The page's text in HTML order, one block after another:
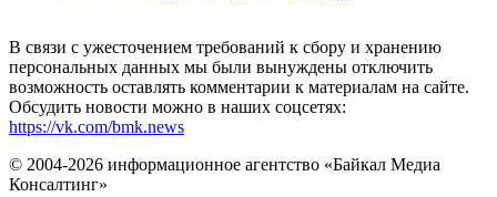
В связи с ужесточением требований к сбору и хранению
персональных данных мы были вынуждены отключить
возможность оставлять комментарии к материалам на сайте.
Обсудить новости можно в наших соцсетях:
https://vk.com/bmk.news
© 2004-2026 информационное агентство «Байкал Медиа
Консалтинг»